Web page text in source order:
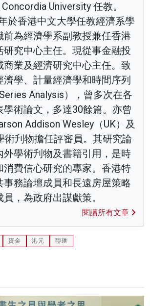
University 任教。
於香港中文大學任教經濟系學
前為經濟學系副教授兼任香港
研究中心主任。現從事金融投
商業及經濟研究中心主任。致
濟學、計量經濟學和時間序列
Analysis），曾多次在各
學術論文，多達30餘篇。亦曾
Addison Wesley（UK）及
術刋物擔任評審員。其研究論
外學術刋物及書籍引用，是時
消費信心研究的專家。香港特
事務論壇成員和長遠房屋策略
，為政府出謀獻策。
閱讀所有文章
資金 港元 聯匯